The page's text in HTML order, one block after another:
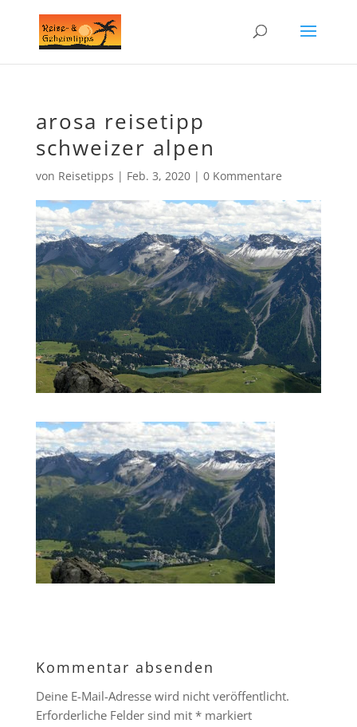
arosa reisetipp
schweizer alpen
von Reisetipps | Feb. 3, 2020| 0 Kommentare
Kommentar absenden
Deine E-Mail-Adresse wird nicht veröffentlicht.
Erforderliche Felder sind mit *markiert